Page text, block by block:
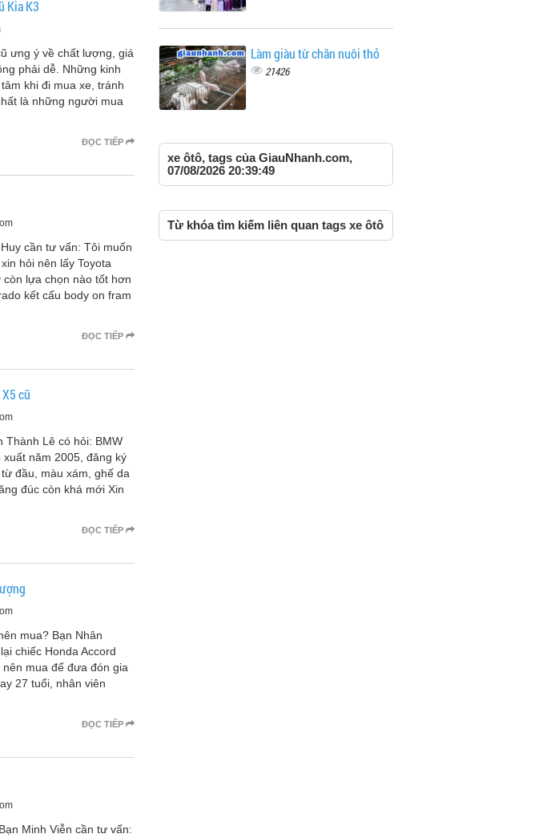
Kia K3
ưng ý về chất lượng, giá
phải dễ. Những kinh
khi đi mua xe, tránh
là những người mua
ĐỌC TIẾP
cần tư vấn: Tôi muốn
hỏi nên lấy Toyota
còn lựa chọn nào tốt hơn
kết cấu body on fram
ĐỌC TIẾP
cũ
Thành Lê có hỏi: BMW
năm 2005, đăng ký
đầu, màu xám, ghế da
đúc còn khá mới Xin
ĐỌC TIẾP
mua? Bạn Nhân
chiếc Honda Accord
mua để đưa đón gia
27 tuổi, nhân viên
ĐỌC TIẾP
Minh Viễn cần tư vấn:
Làm giàu từ chăn nuôi thỏ
21426
xe ôtô, tags của GiauNhanh.com,
07/08/2026 20:39:49
Từ khóa tìm kiếm liên quan tags xe ôtô